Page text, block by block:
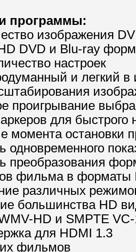
программы:
изображения
DVD и Blu-ray
настроек
и легкий
проигрывание
для
момента остановки
одновременного
преобразования
фильма в форматы
различных
большинства HD
HD и SMPTE
для HDMI 1.3
фильмов